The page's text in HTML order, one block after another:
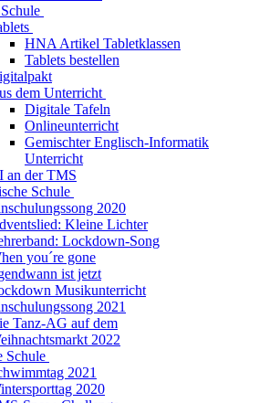
HNA Artikel Tabletklassen
Tablets bestellen
dem Unterricht
Digitale Tafeln
Onlineunterricht
Gemischter Englisch-Informatik
Unterricht
an der TMS
Schule
2020
Kleine Lichter
Lockdown-Song
you´re gone
ist jetzt
Musikunterricht
2021
Tanz-AG auf dem
2022
Schule
2021
2020